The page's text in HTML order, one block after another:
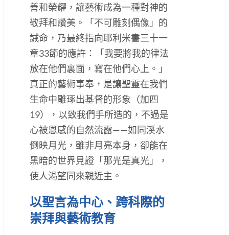
善和榮耀，讓藝術成為一種對神的
敬拜和讚美。「不可雕刻偶像」的
誡命，乃最終指向耶利米書三十一
章33節的應許：「我要將我的律法
放在他們裏面，寫在他們心上。」
真正的藝術事奉，是讓聖靈在我們
生命中雕琢出基督的形象（加四
19），以致我們手所造的，不過是
心被恩感的自然流露——如同溪水
倒映月光，雖非月亮本身，卻能在
黑暗的世界見證「那光是真光」，
使人渴望同來親近主。
以聖言為中心、跨科際的
崇拜與藝術教育